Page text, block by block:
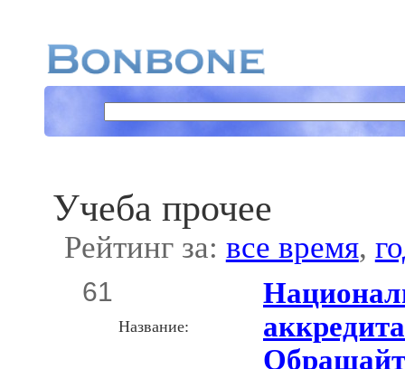
Учеба прочее
Рейтинг за: все время,
61
Название: